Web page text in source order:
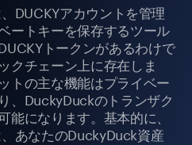
DUCKYアカウントを管理
ートキーを保存するツール
トークンがあるわけで
クチェーン上に存在しま
トの主な機能はプライベー
、DuckyDuckのトランザク
になります。基本的に、
あなたのDuckyDuck資産